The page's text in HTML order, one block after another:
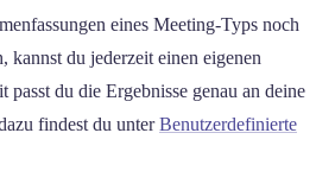
eines Meeting-Typs noch
kannst du jederzeit einen eigenen
passt du die Ergebnisse genau an deine
findest du unterBenutzerdefinierte